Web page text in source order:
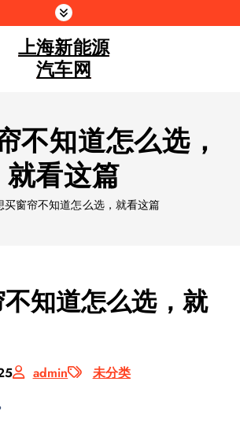
上海新能源
汽车网
不知道怎么选，
就看这篇
买窗帘不知道怎么选，就看这篇
知道怎么选，就
admin 未分类